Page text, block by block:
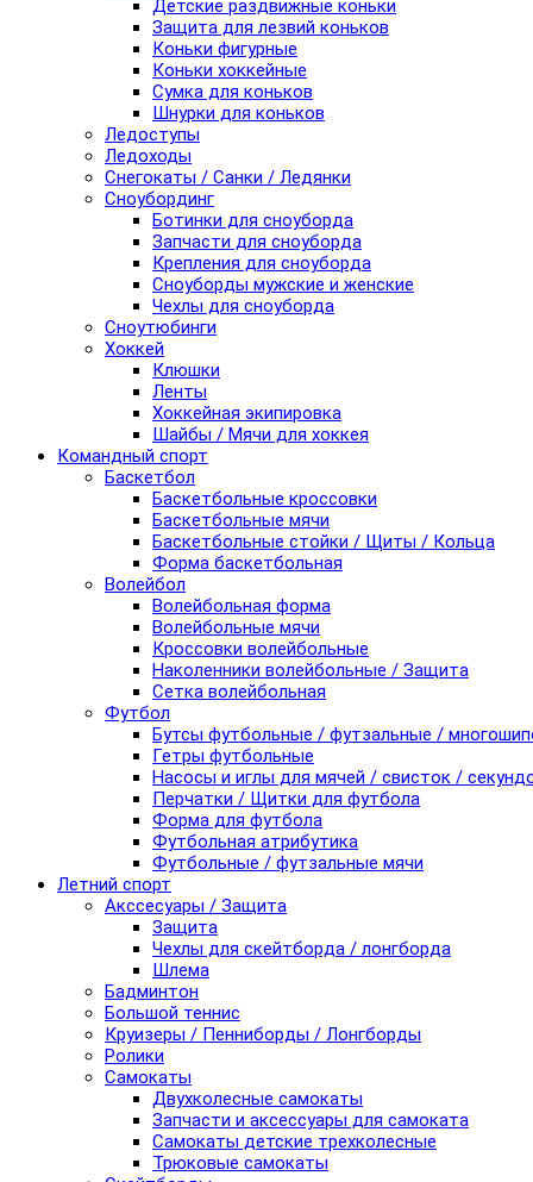
Детские раздвижные коньки
Защита для лезвий коньков
Коньки фигурные
Коньки хоккейные
Сумка для коньков
Шнурки для коньков
Ледоступы
Ледоходы
Снегокаты / Санки / Ледянки
Сноубординг
Ботинки для сноуборда
Запчасти для сноуборда
Крепления для сноуборда
Сноуборды мужские и женские
Чехлы для сноуборда
Сноутюбинги
Хоккей
Клюшки
Ленты
Хоккейная экипировка
Шайбы / Мячи для хоккея
Командный спорт
Баскетбол
Баскетбольные кроссовки
Баскетбольные мячи
Баскетбольные стойки / Щиты / Кольца
Форма баскетбольная
Волейбол
Волейбольная форма
Волейбольные мячи
Кроссовки волейбольные
Наколенники волейбольные / Защита
Сетка волейбольная
Футбол
Бутсы футбольные / футзальные /
Гетры футбольные
Насосы и иглы для мячей / свисток /
Перчатки / Щитки для футбола
Форма для футбола
Футбольная атрибутика
Футбольные / футзальные мячи
Летний спорт
Акссесуары / Защита
Защита
Чехлы для скейтборда / лонгборда
Шлема
Бадминтон
Большой теннис
Круизеры / Пенниборды / Лонгборды
Ролики
Самокаты
Двухколесные самокаты
Запчасти и аксессуары для самоката
Самокаты детские трехколесные
Трюковые самокаты